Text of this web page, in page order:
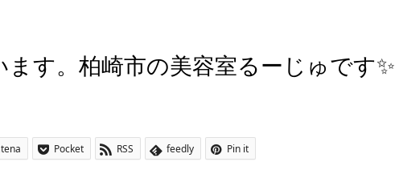
す。柏崎市の美容室るーじゅです✨
Pocket RSS feedly Pin it